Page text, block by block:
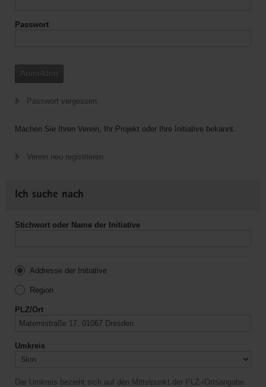
Passwort
Anmelden
Passwort vergessen
Machen Sie Ihren Verein, Ihr Projekt oder Ihre Initiative bekannt.
Verein neu registrieren
Ich suche nach
Stichwort oder Name der Initiative
Addresse der Initiative
Region
PLZ/Ort
Umkreis
Der Umkreis bezieht sich auf den Mittelpunkt der PLZ-/Ortsangabe.